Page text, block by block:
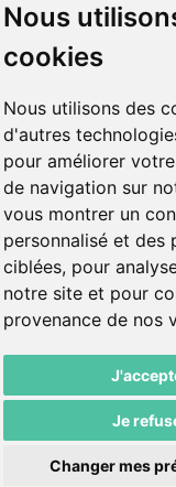
Nous
cookies
Nous utilisons des
d'autres
pour améliorer
de navigation sur
vous montrer un
personnalisé et des
ciblées, pour
notre site et pour
provenance de nos
Je
Changer mes
+41 32 725 03 03
725 05 05
ABC
Danse
email